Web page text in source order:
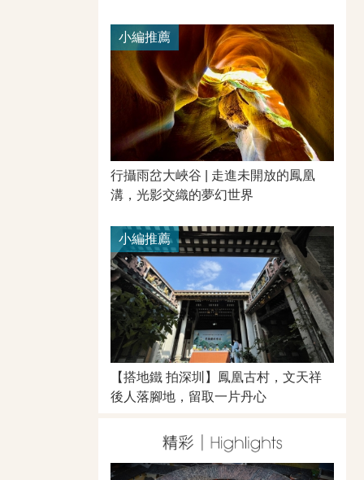
行攝雨岔大峽谷 | 走進未開放的鳳凰
溝，光影交織的夢幻世界
小編推薦
【搭地鐵 拍深圳】鳳凰古村，文天祥
後人落腳地，留取一片丹心
小編推薦